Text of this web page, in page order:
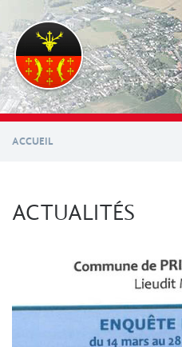
contenu
principal
ACCUEIL
ACTUALITÉS